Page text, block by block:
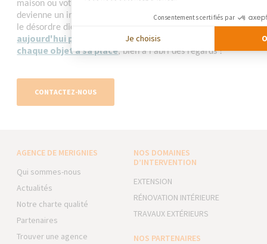
maison ou votre appartement de la Métropole lilloise
devienne un intérieur zen et toujours rangé. Ne laissez plus
le désordre dicter votre décoration,
contactez-nous dès
aujourd'hui pour concevoir ensemble un habitat où
chaque objet a sa place, bien à l'abri des regards !
CONTACTEZ-NOUS
AGENCE DE MERIGNIES
Qui sommes-nous
Actualités
Notre charte qualité
Partenaires
Trouver une agence
NOS DOMAINES
D’INTERVENTION
EXTENSION
RÉNOVATION INTÉRIEURE
TRAVAUX EXTÉRIEURS
NOS PARTENAIRES
Consentements certifiés par
Je choisis